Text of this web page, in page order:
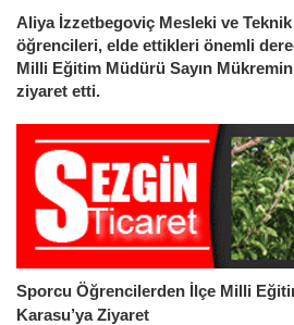
Aliya İzzetbegoviç Mesleki ve
öğrencileri, elde ettikleri önemli
Milli Eğitim Müdürü Sayın Mükremin
ziyaret etti.
Sporcu Öğrencilerden İlçe Milli
Karasu’ya Ziyaret